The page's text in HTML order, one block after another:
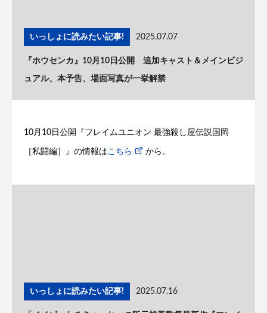
いっしょに読みたい記事! 2025.07.07
『ホウセンカ』10月10日公開 追加キャスト＆メインビジ
ュアル、本予告、場面写真が一挙解禁
10月10日公開『フレイムユニオン 最強殺し屋伝説国岡
［私闘編］』の情報はこちら から。
いっしょに読みたい記事! 2025.07.16